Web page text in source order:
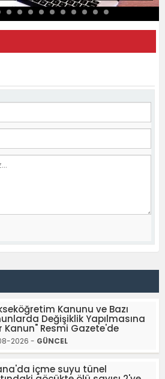
Kanunu ve Bazı
Değişiklik Yapılmasına
Kanun" Resmi Gazete'de
2026 - GÜNCEL
içme suyu tünel